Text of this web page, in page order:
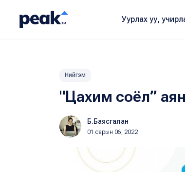
Уурлах уу,
Нийгэм
"Цахим соёл”
Б.Баясгалан
01 сарын 06, 2022